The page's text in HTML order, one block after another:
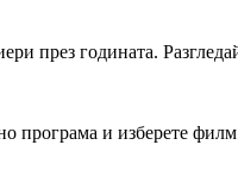
през годината.
програма и изберете